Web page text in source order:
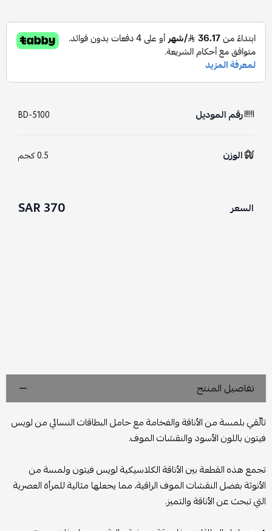
رقم الموديل BD-5100
الوزن 0.5 كجم
السعر 370 SAR
تفاصيل المنتج
تألّقي بلمسة من الأناقة والفخامة مع حامل البطاقات النسائي من لويس
فيتون باللون الأسود والنقشات الموف.
تجمع هذه القطعة بين الأناقة الكلاسيكية لويس فيتون ولمسة من
الأنوثة بفضل النقشات الموف الراقية، مما يجعلها مثالية للمرأة العصرية
التي تبحث عن الأناقة والتميز.